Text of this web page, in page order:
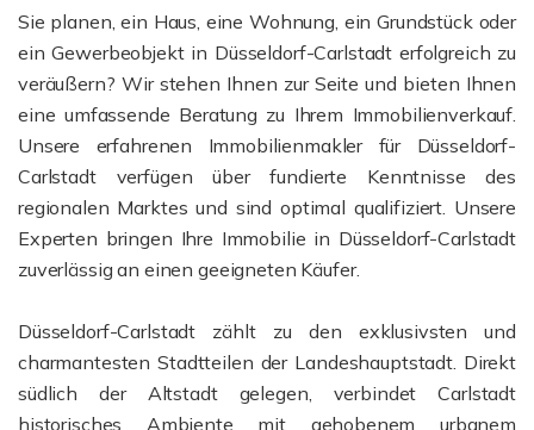
Sie planen, ein Haus, eine Wohnung, ein Grundstück oder
ein Gewerbeobjekt in Düsseldorf-Carlstadt erfolgreich zu
veräußern? Wir stehen Ihnen zur Seite und bieten Ihnen
eine umfassende Beratung zu Ihrem Immobilienverkauf.
Unsere erfahrenen Immobilienmakler für Düsseldorf-
Carlstadt verfügen über fundierte Kenntnisse des
regionalen Marktes und sind optimal qualifiziert. Unsere
Experten bringen Ihre Immobilie in Düsseldorf-Carlstadt
zuverlässig an einen geeigneten Käufer.
Düsseldorf-Carlstadt zählt zu den exklusivsten und
charmantesten Stadtteilen der Landeshauptstadt. Direkt
südlich der Altstadt gelegen, verbindet Carlstadt
historisches Ambiente mit gehobenem urbanem